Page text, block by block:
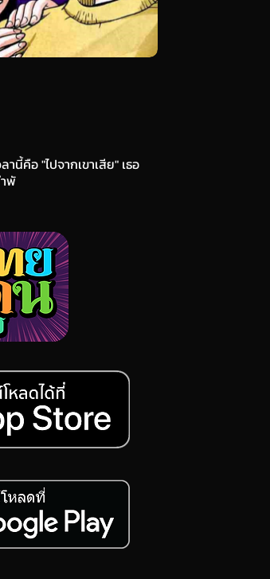
นี้คือ "ไปจากเขาเสีย" เธอ
พั